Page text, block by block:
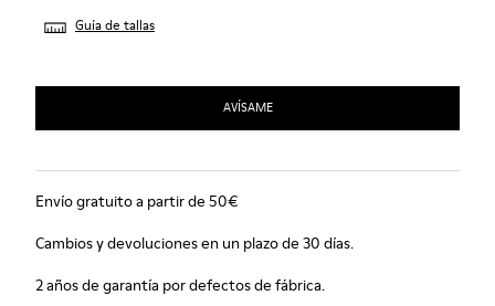
Guía de tallas
AVÍSAME
Envío gratuito a partir de 50€
Cambios y devoluciones en un plazo de 30 días.
2 años de garantía por defectos de fábrica.